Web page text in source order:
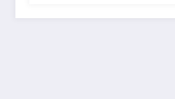
quantidade de urânio